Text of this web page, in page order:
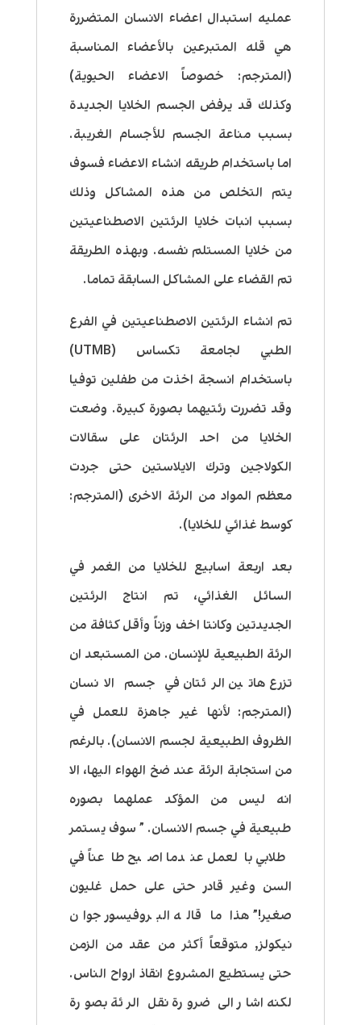
عمليه استبدال اعضاء الانسان المتضررة
هي قله المتبرعين بالأعضاء المناسبة
(المترجم: خصوصاً الاعضاء الحيوية)
وكذلك قد يرفض الجسم الخلايا الجديدة
بسبب مناعة الجسم للأجسام الغريبة.
اما باستخدام طريقه انشاء الاعضاء فسوف
يتم التخلص من هذه المشاكل وذلك
بسبب انبات خلايا الرئتين الاصطناعيتين
من خلايا المستلم نفسه. وبهذه الطريقة
تم القضاء على المشاكل السابقة تماما.
تم انشاء الرئتين الاصطناعيتين في الفرع
الطبي لجامعة تكساس (UTMB)
باستخدام انسجة اخذت من طفلين توفيا
وقد تضررت رئتيهما بصورة كبيرة. وضعت
الخلايا من احد الرئتان على سقالات
الكولاجين وترك الايلاستين حتى جردت
معظم المواد من الرئة الاخرى (المترجم:
كوسط غذائي للخلايا).
بعد اربعة اسابيع للخلايا من الغمر في
السائل الغذائي، تم انتاج الرئتين
الجديدتين وكانتا اخف وزناً وأقل كثافة من
الرئة الطبيعية للإنسان. من المستبعد ان
تزرع هاتين الرئتان في جسم الانسان
(المترجم: لأنها غير جاهزة للعمل في
الظروف الطبيعية لجسم الانسان). بالرغم
من استجابة الرئة عند ضخ الهواء اليها، الا
انه ليس من المؤكد عملهما بصوره
طبيعية في جسم الانسان. ” سوف يستمر
طلابي بالعمل عندما اصبح طاعناً في
السن وغير قادر حتى على حمل غليون
صغير!” هذا ما قاله البروفيسور جوان
نيكولز, متوقعاً أكثر من عقد من الزمن
حتى يستطيع المشروع انقاذ ارواح الناس.
لكنه اشار الى ضرورة نقل الرئة بصورة